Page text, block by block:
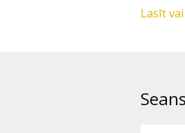
Filma
Lasīt